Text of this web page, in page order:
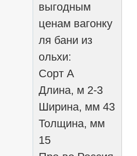
выгодным
ценам вагонку
ля бани из
ольхи:
Сорт А
Длина, м 2-3
Ширина, мм 43
Толщина, мм
15